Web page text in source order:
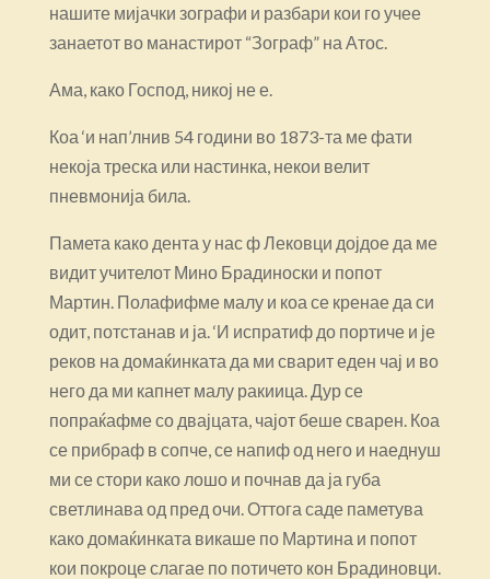
нашите мијачки зографи и разбари кои го учее
занаетот во манастирот “Зограф” на Атос.
Ама, како Господ, никој не е.
Коа ‘и нап’лнив 54 години во 1873-та ме фати
некоја треска или настинка, некои велит
пневмонија била.
Памета како дента у нас ф Лековци дојдое да ме
видит учителот Мино Брадиноски и попот
Мартин. Полафифме малу и коа се кренае да си
одит, потстанав и ја. ‘И испратиф до портиче и је
реков на домаќинката да ми сварит еден чај и во
него да ми капнет малу ракиица. Дур се
попраќафме со двајцата, чајот беше сварен. Коа
се прибраф в сопче, се напиф од него и наеднуш
ми се стори како лошо и почнав да ја губа
светлинава од пред очи. Оттога саде паметува
како домаќинката викаше по Мартина и попот
кои покроце слагае по потичето кон Брадиновци.